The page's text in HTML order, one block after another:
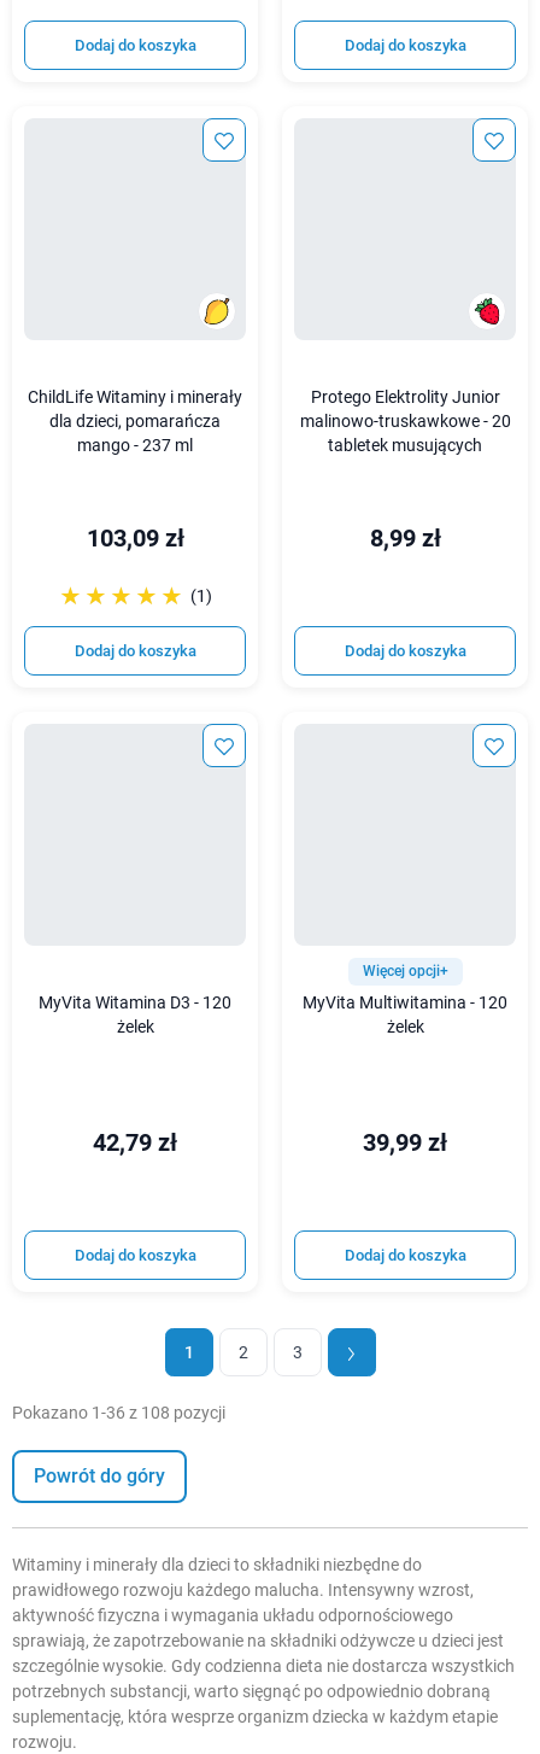
Dodaj do koszyka Dodaj do koszyka
ChildLife Witaminy i minerały
dla dzieci, pomarańcza
mango - 237 ml
103,09 zł
☆☆☆☆☆
★★★★★ (1)
Dodaj do koszyka
Protego Elektrolity Junior
malinowo-truskawkowe - 20
tabletek musujących
8,99 zł
Dodaj do koszyka
MyVita Witamina D3 - 120
żelek
42,79 zł
Dodaj do koszyka
Więcej opcji+
MyVita Multiwitamina - 120
żelek
39,99 zł
Dodaj do koszyka
1 2 3
Pokazano 1-36 z 108 pozycji
Powrót do góry
Witaminy i minerały dla dzieci to składniki niezbędne do
prawidłowego rozwoju każdego malucha. Intensywny wzrost,
aktywność fizyczna i wymagania układu odpornościowego
sprawiają, że zapotrzebowanie na składniki odżywcze u dzieci jest
szczególnie wysokie. Gdy codzienna dieta nie dostarcza wszystkich
potrzebnych substancji, warto sięgnąć po odpowiednio dobraną
suplementację, która wesprze organizm dziecka w każdym etapie
rozwoju.